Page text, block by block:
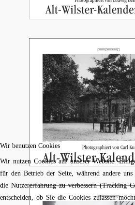
Wir benutzen Cookies
Wir nutzen Cookies auf unserer Website.
für den Betrieb der Seite, während andere uns
die Nutzererfahrung zu verbessern (Tracking
entscheiden, ob Sie die Cookies zulassen